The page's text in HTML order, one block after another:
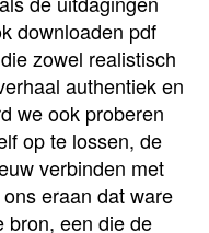
downloaden pdf
zowel realistisch
authentiek en
we ook proberen
op te lossen, de
verbinden met
eraan dat ware
bron, een die de